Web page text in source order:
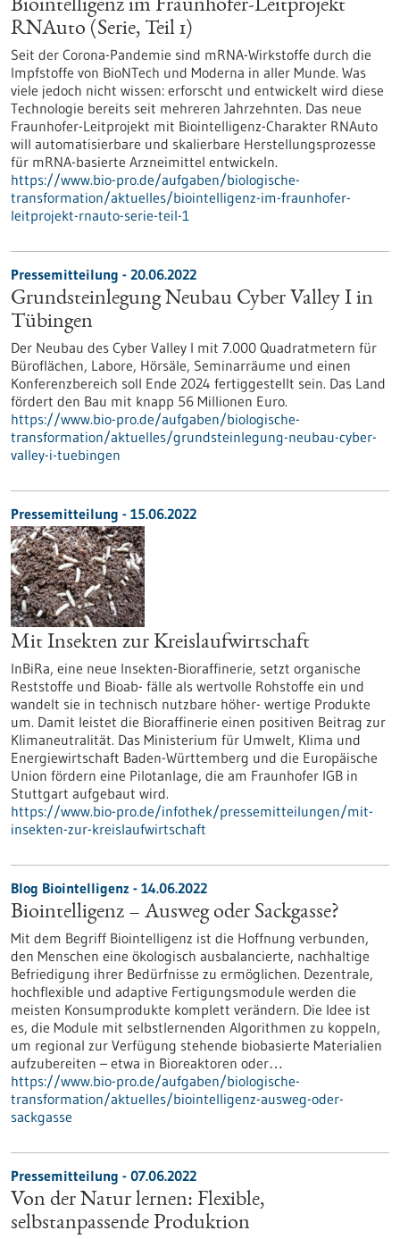
Biointelligenz im Fraunhofer-Leitprojekt
RNAuto (Serie, Teil 1)
Seit der Corona-Pandemie sind mRNA-Wirkstoffe durch die
Impfstoffe von BioNTech und Moderna in aller Munde. Was
viele jedoch nicht wissen: erforscht und entwickelt wird diese
Technologie bereits seit mehreren Jahrzehnten. Das neue
Fraunhofer-Leitprojekt mit Biointelligenz-Charakter RNAuto
will automatisierbare und skalierbare Herstellungsprozesse
für mRNA-basierte Arzneimittel entwickeln.
https://www.bio-pro.de/aufgaben/biologische-
transformation/aktuelles/biointelligenz-im-fraunhofer-
leitprojekt-rnauto-serie-teil-1
Pressemitteilung - 20.06.2022
Grundsteinlegung Neubau Cyber Valley I in
Tübingen
Der Neubau des Cyber Valley I mit 7.000 Quadratmetern für
Büroflächen, Labore, Hörsäle, Seminarräume und einen
Konferenzbereich soll Ende 2024 fertiggestellt sein. Das Land
fördert den Bau mit knapp 56 Millionen Euro.
https://www.bio-pro.de/aufgaben/biologische-
transformation/aktuelles/grundsteinlegung-neubau-cyber-
valley-i-tuebingen
Pressemitteilung - 15.06.2022
Mit Insekten zur Kreislaufwirtschaft
InBiRa, eine neue Insekten-Bioraffinerie, setzt organische
Reststoffe und Bioab- fälle als wertvolle Rohstoffe ein und
wandelt sie in technisch nutzbare höher- wertige Produkte
um. Damit leistet die Bioraffinerie einen positiven Beitrag zur
Klimaneutralität. Das Ministerium für Umwelt, Klima und
Energiewirtschaft Baden-Württemberg und die Europäische
Union fördern eine Pilotanlage, die am Fraunhofer IGB in
Stuttgart aufgebaut wird.
https://www.bio-pro.de/infothek/pressemitteilungen/mit-
insekten-zur-kreislaufwirtschaft
Blog Biointelligenz - 14.06.2022
Biointelligenz – Ausweg oder Sackgasse?
Mit dem Begriff Biointelligenz ist die Hoffnung verbunden,
den Menschen eine ökologisch ausbalancierte, nachhaltige
Befriedigung ihrer Bedürfnisse zu ermöglichen. Dezentrale,
hochflexible und adaptive Fertigungsmodule werden die
meisten Konsumprodukte komplett verändern. Die Idee ist
es, die Module mit selbstlernenden Algorithmen zu koppeln,
um regional zur Verfügung stehende biobasierte Materialien
aufzubereiten – etwa in Bioreaktoren oder…
https://www.bio-pro.de/aufgaben/biologische-
transformation/aktuelles/biointelligenz-ausweg-oder-
sackgasse
Pressemitteilung - 07.06.2022
Von der Natur lernen: Flexible,
selbstanpassende Produktion